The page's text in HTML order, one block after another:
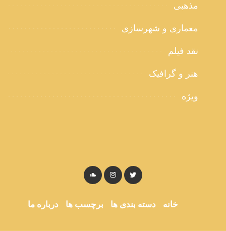
مذهبی
معماری و شهرسازی
نقد فیلم
هنر و گرافیک
ویژه
خانه دسته بندی ها برچسب ها درباره ما